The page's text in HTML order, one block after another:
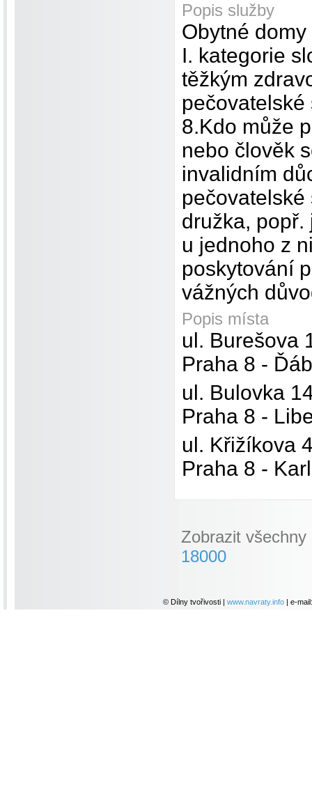
Popis služby
Obytné
I. kategorie
těžkým
8.Kdo může
nebo člověk
invalidním
družka,
u jednoho z
poskytování
vážných
Popis místa
ul. Burešova
Praha 8 -
ul. Bulovka
Praha 8 -
ul. Křižíkova
Praha 8 -
Zobrazit
18000
© Dílny tvořivosti |www.navraty.info | e-